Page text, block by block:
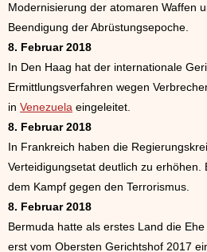
Modernisierung der atomaren Waffen
Beendigung der Abrüstungsepoche.
8. Februar 2018
In Den Haag hat der internationale
Ermittlungsverfahren wegen
in Venezuela eingeleitet.
8. Februar 2018
In Frankreich haben die
Verteidigungsetat deutlich zu erhöhen.
dem Kampf gegen den Terrorismus.
8. Februar 2018
Bermuda hatte als erstes Land die
erst vom Obersten Gerichtshof 2017